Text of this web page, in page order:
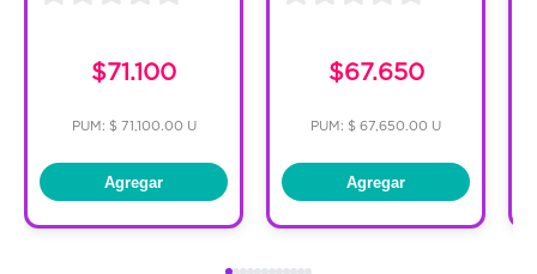
$71.100
PUM: $ 71,100.00 U
Agregar
$67.650
PUM: $ 67,650.00 U
Agregar